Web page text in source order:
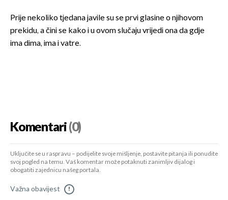
Prije nekoliko tjedana javile su se prvi glasine o njihovom
prekidu, a čini se kako i u ovom slučaju vrijedi ona da gdje
ima dima, ima i vatre.
Komentari(0)
Uključite se u raspravu – podijelite svoje mišljenje, postavite pitanja ili ponudite
svoj pogled na temu. Vaš komentar može potaknuti zanimljiv dijalog i
obogatiti zajednicu našeg portala.
Važna obavijest !